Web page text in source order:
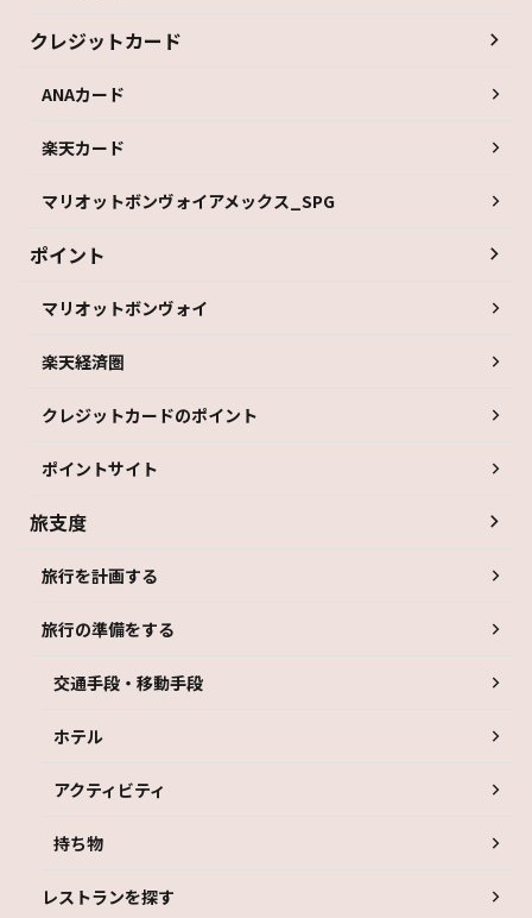
クレジットカード
ANAカード
楽天カード
マリオットボンヴォイアメックス_SPG
ポイント
マリオットボンヴォイ
楽天経済圏
クレジットカードのポイント
ポイントサイト
旅支度
旅行を計画する
旅行の準備をする
交通手段・移動手段
ホテル
アクティビティ
持ち物
レストランを探す